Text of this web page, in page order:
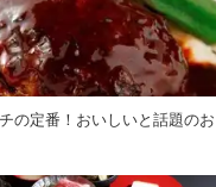
の定番！おいしいと話題のお